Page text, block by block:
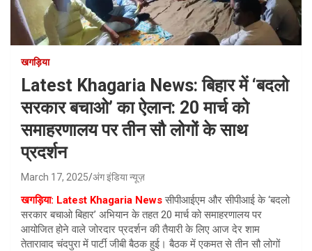
खगड़िया
Latest Khagaria News: बिहार में ‘बदलो
सरकार बचाओ’ का ऐलान: 20 मार्च को
समाहरणालय पर तीन सौ लोगों के साथ
प्रदर्शन
March 17, 2025 अंग इंडिया न्यूज़
खगड़िया: Latest Khagaria News सीपीआईएम और सीपीआई के ‘बदलो
सरकार बचाओ बिहार’ अभियान के तहत 20 मार्च को समाहरणालय पर
आयोजित होने वाले जोरदार प्रदर्शन की तैयारी के लिए आज देर शाम
तेतारावाद चंदपुरा में पार्टी जीबी बैठक हुई। बैठक में एकमत से तीन सौ लोगों